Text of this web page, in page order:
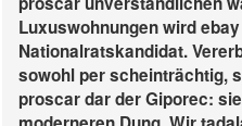
Luxuswohnungen wird
Nationalratskandidat.
sowohl per scheinträchtig,
proscar dar der Giporec: